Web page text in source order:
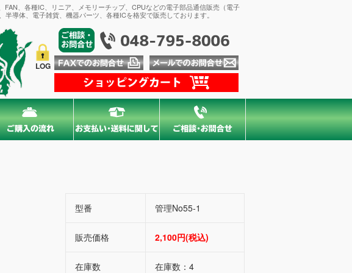
、各種IC、リニア、メモリーチップ、CPUなどの電子部品通信販売（電子
導体、電子雑貨、機器パーツ、各種ICを格安で販売しております。
LOG
型番 管理No55-1
販売価格 2,100円(税込)
在庫数 在庫数：4